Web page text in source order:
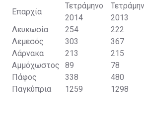
Επαρχία
Τετράμηνο
2014
2013
Λευκωσία
254 222
Λεμεσός
303 367
Λάρνακα
213 215
Αμμόχωστος
89 78
Πάφος
338 480
Παγκύπρια
1259 1298